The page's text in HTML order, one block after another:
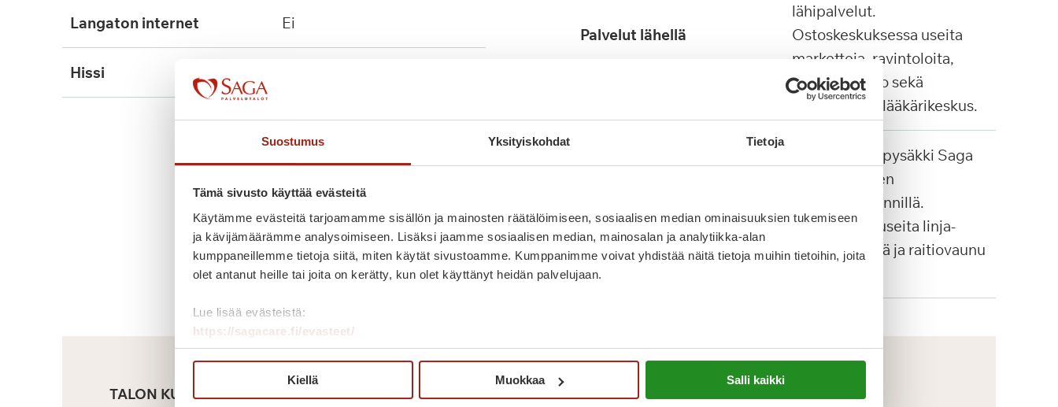
Suostumus Yksityiskohdat Tietoja
Tämä sivusto käyttää evästeitä
Käytämme evästeitä tarjoamamme sisällön ja mainosten räätälöimiseen, sosiaalisen median ominaisuuksien tukemiseen
ja kävijämäärämme analysoimiseen. Lisäksi jaamme sosiaalisen median, mainosalan ja analytiikka-alan
kumppaneillemme tietoja siitä, miten käytät sivustoamme. Kumppanimme voivat yhdistää näitä tietoja muihin tietoihin, joita
olet antanut heille tai joita on kerätty, kun olet käyttänyt heidän palvelujaan.
Lue lisää evästeistä:
https://sagacare.fi/evasteet/
Kiellä Muokkaa Salli kaikki
langaton internet ei
hissi
Palvelut lähellä
lähipalvelut.
Ostoskeskuksessa useita
marketteja, ravintoloita,
apteekki, Alko sekä
Pihjalalinnan lääkärikeskus.
Julkinen liikenne
Palvelulinjan pysäkki Saga
Munkkiniemen
pääsisäänkäynnillä.
Lähialueella useita linja-
autopysäkkejä ja raitiovaunu
TALON KUVAUS